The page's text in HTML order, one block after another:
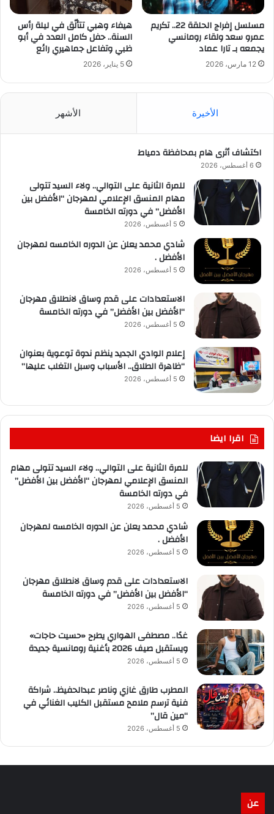
مسلسل إفراج الحلقة 22.. تكريم
عمرو سعد ولقاء رومانسي
يجمعه بـ تارا عماد
12 مارس، 2026
هيفاء وهبي تتألّق في ليلة رأس
السنة.. حفل كامل العدد في أبو
ظبي وتفاعل جماهيري رائع
5 يناير، 2026
الأخيرة الأشهر
اكتشاف أثرى هام بمحافظة دمياط
6 أغسطس، 2026
للمرة الثانية على التوالي.. ولاء السيد تتولى
مهام المنسق الإعلامي لمهرجان “الأفضل بين
الأفضل” في دورته الخامسة
5 أغسطس، 2026
شادي محمد يعلن عن الدوره الخامسه لمهرجان
الأفضل .
5 أغسطس، 2026
الاستعدادات على قدم وساق لانطلاق مهرجان
“الأفضل بين الأفضل” في دورته الخامسة
5 أغسطس، 2026
إعلام الوادي الجديد ينظم ندوة توعوية بعنوان
“ظاهرة الطلاق.. الأسباب وسبل التغلب عليها”
5 أغسطس، 2026
اقرا ايضا
للمرة الثانية على التوالي.. ولاء السيد تتولى مهام
المنسق الإعلامي لمهرجان “الأفضل بين الأفضل”
في دورته الخامسة
5 أغسطس، 2026
شادي محمد يعلن عن الدوره الخامسه لمهرجان
الأفضل .
5 أغسطس، 2026
الاستعدادات على قدم وساق لانطلاق مهرجان
“الأفضل بين الأفضل” في دورته الخامسة
5 أغسطس، 2026
غدًا.. مصطفى الهواري يطرح «حسيت حاجات»
ويستقبل صيف 2026 بأغنية رومانسية جديدة
5 أغسطس، 2026
المطرب طارق غازي وناصر عبدالحفيظ.. شراكة
فنية ترسم ملامح مستقبل الكليب الغنائي في
“مين قال”
5 أغسطس، 2026
عن